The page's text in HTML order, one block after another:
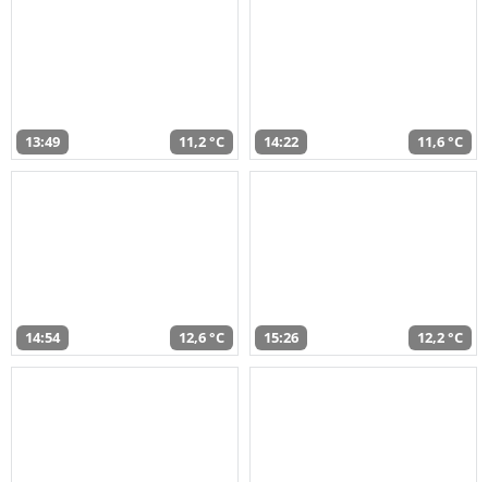
13:49 11,2 °C 14:22 11,6 °C
14:54 12,6 °C 15:26 12,2 °C